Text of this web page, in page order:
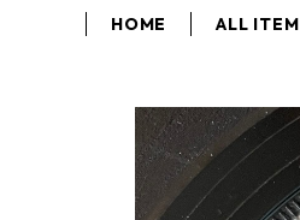
HOME ALL ITEM